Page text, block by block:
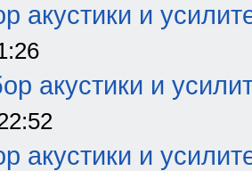
акустики и
акустики и
акустики и